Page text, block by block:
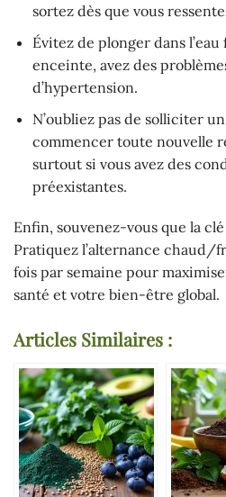
sortez dès que vous
Évitez de plonger dans
enceinte, avez des
d’hypertension.
N’oubliez pas de solliciter
commencer toute nouvelle
surtout si vous avez des
préexistantes.
Enfin, souvenez-vous que la
Pratiquez l’alternance chaud/
fois par semaine pour
santé et votre bien-être global.
Articles Similaires :